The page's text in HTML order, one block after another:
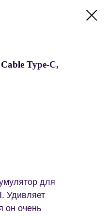
Type-C,
для
Удивляет
он очень